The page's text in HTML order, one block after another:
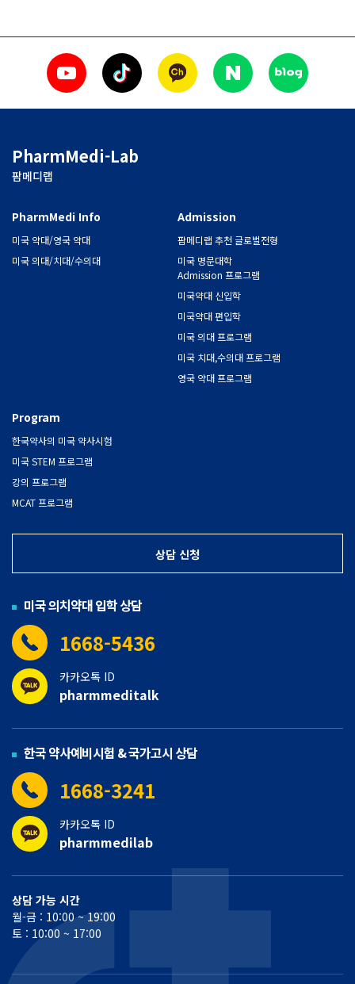
PharmMedi-Lab
팜메디랩
PharmMedi Info
미국 약대/영국 약대
미국 의대/치대/수의대
Admission
팜메디랩 추천 글로벌전형
미국 명문대학
Admission 프로그램
미국약대 신입학
미국약대 편입학
미국 의대 프로그램
미국 치대,수의대 프로그램
영국 약대 프로그램
Program
한국약사의 미국 약사시험
미국 STEM 프로그램
강의 프로그램
MCAT 프로그램
상담 신청
미국 의치약대 입학 상담
1668-5436
카카오톡 ID
pharmmeditalk
한국 약사예비시험 & 국가고시 상담
1668-3241
카카오톡 ID
pharmmedilab
상담 가능 시간
월-금 : 10:00 ~ 19:00
토 : 10:00 ~ 17:00